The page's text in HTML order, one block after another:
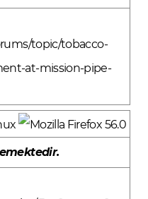
topic/tobacco-
at-mission-pipe-